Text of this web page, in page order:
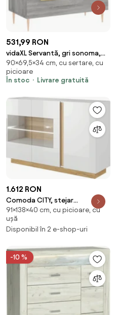
531,99 RON
vidaXL Servantă, gri sonoma,
69,5x34x90 cm, lemn compozit
90×69,5×34 cm, cu sertare, cu
picioare
În stoc
Livrare gratuită
1.612 RON
Comoda CITY, stejar
grandson/alb lucios, PAL
melaminat/sticla, cu ilum
91×138×40 cm, cu picioare, cu
ușă
Disponibil în 2 e-shop-uri
-10 %